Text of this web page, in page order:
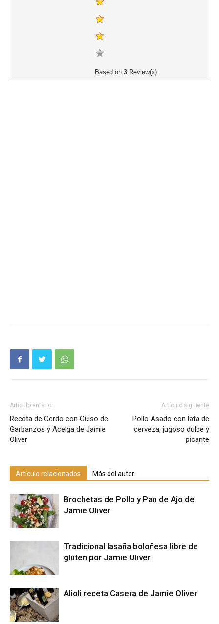
Based on 3 Review(s)
Artículo anterior
Receta de Cerdo con Guiso de
Garbanzos y Acelga de Jamie
Oliver
Artículo siguiente
Pollo Asado con lata de
cerveza, jugoso dulce y
picante
Artículo relacionados Más del autor
Brochetas de Pollo y Pan de Ajo de
Jamie Oliver
Tradicional lasaña boloñesa libre de
gluten por Jamie Oliver
Alioli receta Casera de Jamie Oliver